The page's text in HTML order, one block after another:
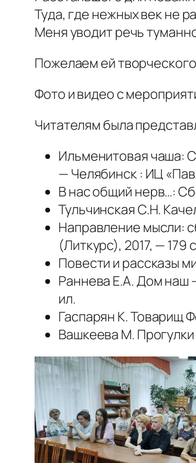
Туда, где нежных век не
Меня уводит речь
Пожелаем ей
Фото и видео с
Читателям была
Ильменитовая чаша:
— Челябинск : ИЦ
В нас общий нерв…:
Тульчинская С.Н.
Направление мысли:
(Литкурс), 2017, — 179
Повести и рассказы
Раннева Е.А. Дом наш
ил.
Гаспарян К. Товарищ
Вашкеева М.